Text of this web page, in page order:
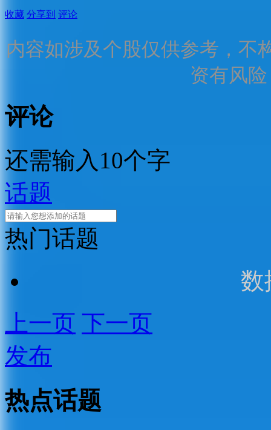
收藏 分享到 评论
内容如涉及个股仅供参考，不
资有风
评论
还需输入10个字
话题
热门话题
数
上一页 下一页
发布
热点话题